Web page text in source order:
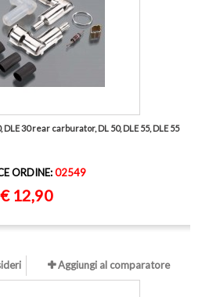
DLE 30 rear carburator, DL 50, DLE 55, DLE 55
ORDINE:02549
€ 12,90
Aggiungi al comparatore